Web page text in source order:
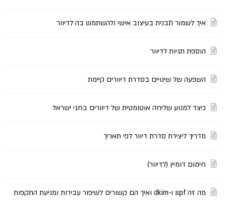
איך לשמור תבנית בעיצוב אישי ולהשתמש בה לדיוור
הוספת תגיות לדיוור
השפעה של שינויים בסדרת דיוורים קיימת
כיצד למנוע שליחה אוטומטית של דיוורים בחגי ישראל
מדריך ליצירת סדרת דיוור לפי תאריך
חימום דומיין (לדיוור)
מה זה spf ו-dkim ואיך הם קשורים לשיפור עבירות ומניעת התקפות